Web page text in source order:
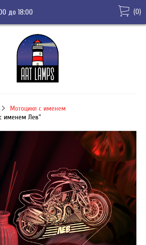
до 18:00 (0)
Мотоцикл с именем
именем Лев"